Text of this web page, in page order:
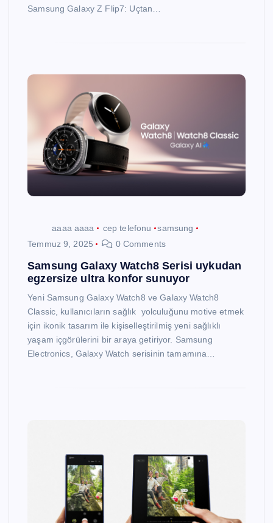
Samsung Galaxy Z Flip7: Uçtan…
aaaa aaaa cep telefonu
samsung
Temmuz 9, 2025
0 Comments
Samsung Galaxy Watch8 Serisi uykudan
egzersize ultra konfor sunuyor
Yeni Samsung Galaxy Watch8 ve Galaxy Watch8
Classic, kullanıcıların sağlık yolculuğunu motive etmek
için ikonik tasarım ile kişiselleştirilmiş yeni sağlıklı
yaşam içgörülerini bir araya getiriyor. Samsung
Electronics, Galaxy Watch serisinin tamamına…